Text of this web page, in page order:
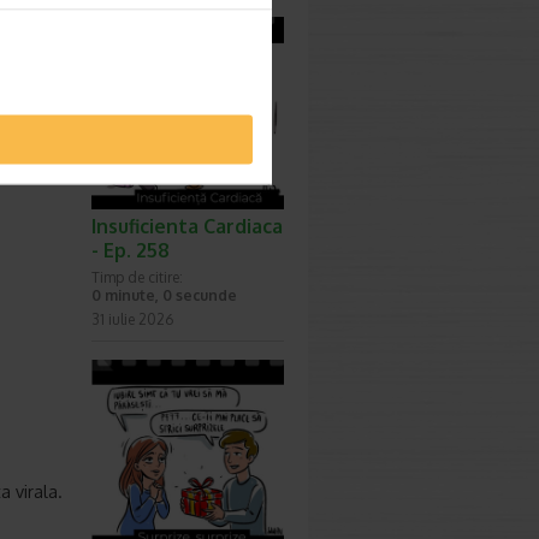
si
virala.
Insuficienta Cardiaca
- Ep. 258
Timp de citire:
0 minute, 0 secunde
31 iulie 2026